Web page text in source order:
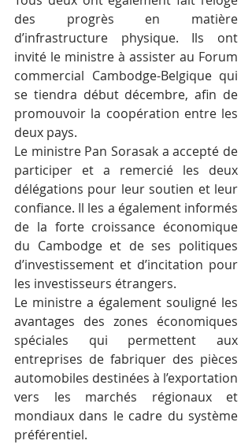
des progrès en matière
d’infrastructure physique. Ils ont
invité le ministre à assister au Forum
commercial Cambodge-Belgique qui
se tiendra début décembre, afin de
promouvoir la coopération entre les
deux pays.
Le ministre Pan Sorasak a accepté de
participer et a remercié les deux
délégations pour leur soutien et leur
confiance. Il les a également informés
de la forte croissance économique
du Cambodge et de ses politiques
d’investissement et d’incitation pour
les investisseurs étrangers.
Le ministre a également souligné les
avantages des zones économiques
spéciales qui permettent aux
entreprises de fabriquer des pièces
automobiles destinées à l’exportation
vers les marchés régionaux et
mondiaux dans le cadre du système
préférentiel.